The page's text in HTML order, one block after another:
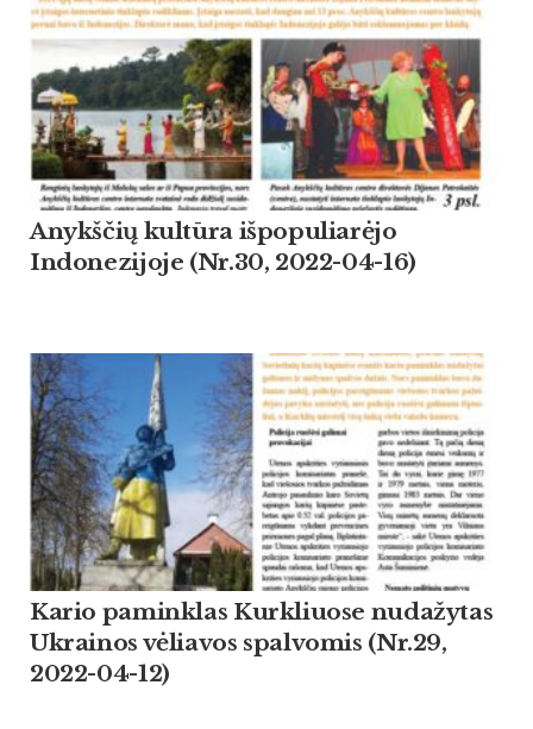
Anykščių kultūra išpopuliarėjo
Indonezijoje (Nr.30, 2022-04-16)
Kario paminklas Kurkliuose nudažytas
Ukrainos vėliavos spalvomis (Nr.29,
2022-04-12)